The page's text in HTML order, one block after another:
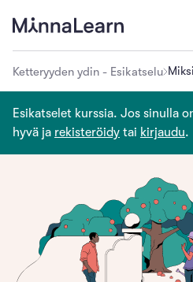
Ketteryyden ydin - Esikatselu
Esikatselet kurssia. Jos sinulla
hyvä ja rekisteröidy tai kirjaudu.